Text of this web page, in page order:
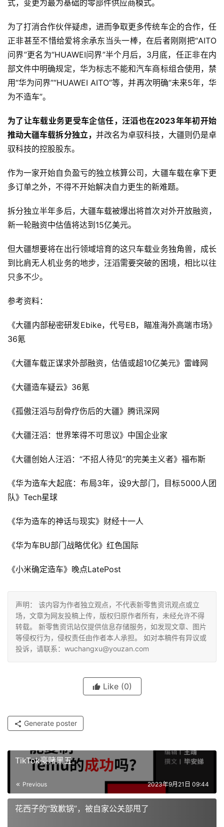
式，变更为最为基础的零部件供应商模式。
为了打消合作伙伴疑虑，进而争取更多传统车企的合作，任
正非甚至不惜给爱将余承东当头一棒，在后者刚刚把“AITO
问界”更名为“HUAWEI问界”半个月后，3月底，任正非在内
部文件中明确规定，华为标志不能和汽车商标组合使用，禁
用“华为问界”“HUAWEI AITO”等，并再次明确“未来5年，华
为不造车”。
为了让车载业务更受车企信任，汪滔也在2023年年初开始
推动大疆车载拆分独立， 并改名为卓驭科技，大疆则仍是卓
驭科技的控股股东。
作为一家开始自负盈亏的独立核算公司，大疆车载在拿下更
多订单之外，不得不开始解决自力更生的新难题。
拆分独立半年多后，大疆车载被爆出将首次对外开放融资，
新一轮融资中估值将达到15亿美元。
但大疆想要将在出行领域培育的这只车载业务独角兽，成长
到比肩无人机业务的地步，汪滔需要突破的困境，相比以往
只多不少。
参考资料：
《大疆内部秘密研发Ebike，代号EB，瞄准海外高端市场》
36氪
《大疆车载正谋求外部融资，估值或超10亿美元》雷峰网
《大疆造车疑云》36氪
《孤傲汪滔与刮骨疗伤后的大疆》腾讯深网
《大疆汪滔：世界笨得不可思议》中国企业家
《大疆创始人汪滔：“不招人待见”的完美主义者》福布斯
《华为造车大起底：布局3年，设9大部门，目标5000人团
队》Tech星球
《华为造车的神话与现实》财经十一人
《华为车BU部门战略优化》红色国际
《小米确定造车》晚点LatePost
声明： 该内容为作者独立观点，不代表新零售资讯观点或立
场，文章为网友投稿上传，版权归原作者所有，未经允许不得
转载。 新零售资讯站仅提供信息存储服务，如发现文章、图片
等侵权行为，侵权责任由作者本人承担。 如对本稿件有异议或
投诉，请联系：wuchangxu@youzan.com
Like (0)
Generate poster
TikTok豪赌黑五
Previous 2023年9月21日 09:44
花西子的“致歉锅”，被自家公关部甩了